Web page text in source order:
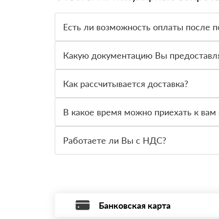
Есть ли возможность оплаты после
вправе от него отказаться.
Какую документацию Вы
Как рассчитывается доставка?
стоимости и сроков доставки, которые
В какое время можно приехать к вам
Работаете ли Вы с НДС?
Банковская карта